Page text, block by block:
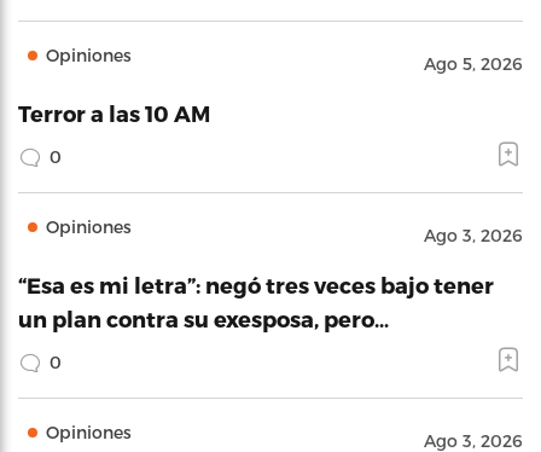
Opiniones Ago 5, 2026
Terror a las 10 AM
0
Opiniones Ago 3, 2026
“Esa es mi letra”: negó tres veces bajo tener
un plan contra su exesposa, pero…
0
Opiniones Ago 3, 2026